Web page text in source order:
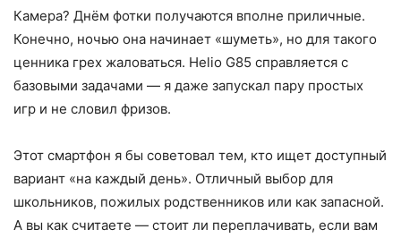
Камера? Днём фотки получаются вполне приличные.
Конечно, ночью она начинает «шуметь», но для такого
ценника грех жаловаться. Helio G85 справляется с
базовыми задачами — я даже запускал пару простых
игр и не словил фризов.
Этот смартфон я бы советовал тем, кто ищет доступный
вариант «на каждый день». Отличный выбор для
школьников, пожилых родственников или как запасной.
А вы как считаете — стоит ли переплачивать, если вам